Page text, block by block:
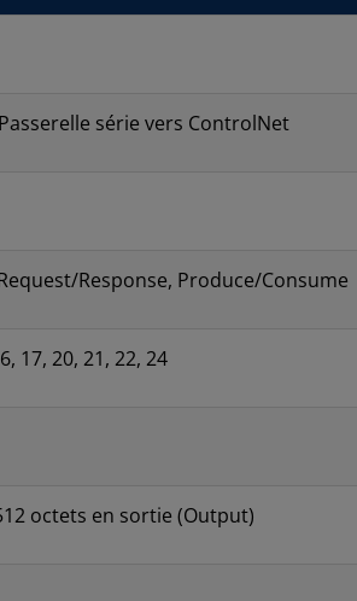
série vers ControlNet
Response, Produce/Consume
17, 20, 21, 22, 24
octets en sortie (Output)